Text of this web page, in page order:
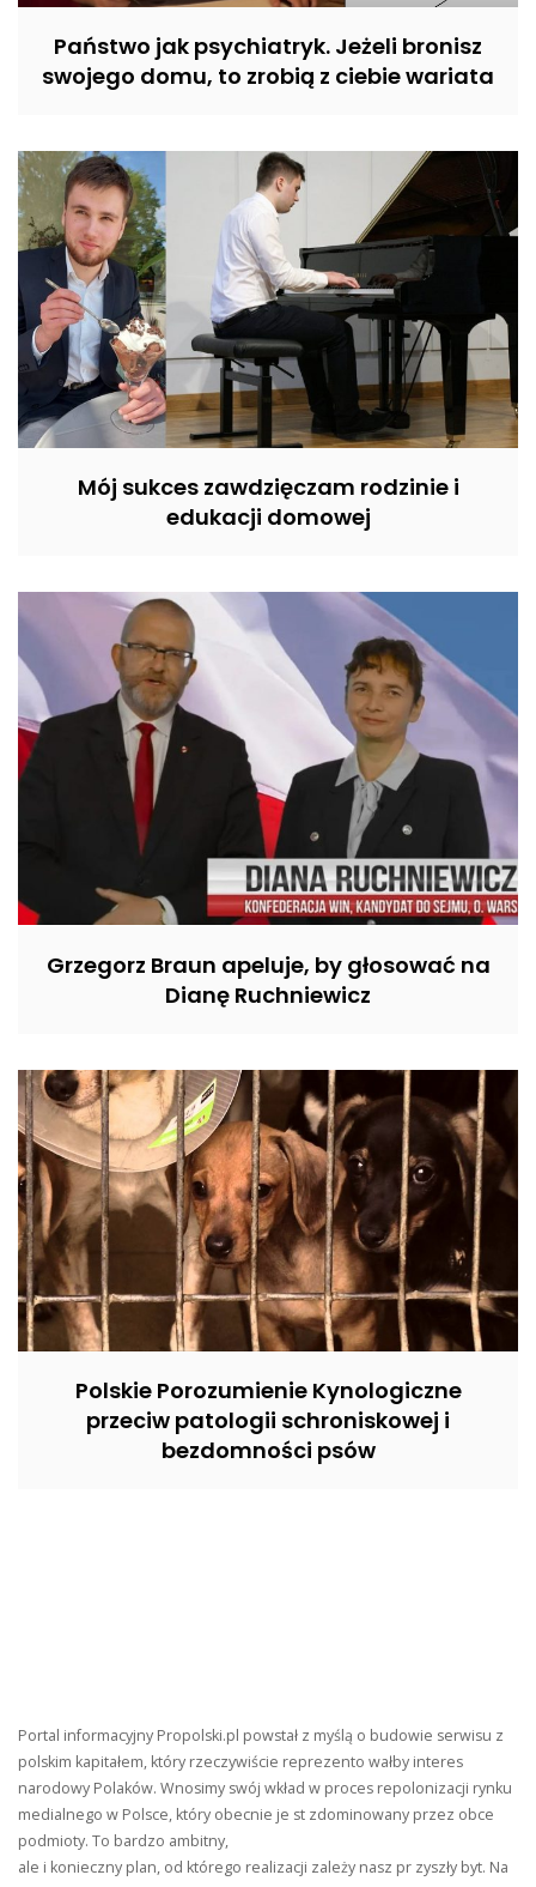
Państwo jak psychiatryk. Jeżeli bronisz
swojego domu, to zrobią z ciebie wariata
Mój sukces zawdzięczam rodzinie i
edukacji domowej
Grzegorz Braun apeluje, by głosować na
Dianę Ruchniewicz
Polskie Porozumienie Kynologiczne
przeciw patologii schroniskowej i
bezdomności psów
Portal informacyjny Propolski.pl powstał z myślą o budowie serwisu z
polskim kapitałem, który rzeczywiście reprezento wałby interes
narodowy Polaków. Wnosimy swój wkład w proces repolonizacji rynku
medialnego w Polsce, który obecnie je st zdominowany przez obce
podmioty. To bardzo ambitny,
ale i konieczny plan, od którego realizacji zależy nasz pr zyszły byt. Na